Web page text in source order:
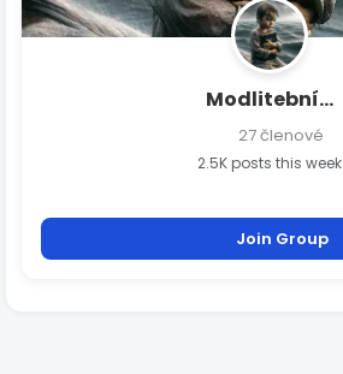
Modlitební...
27 členové
2.5K posts this week
Join Group